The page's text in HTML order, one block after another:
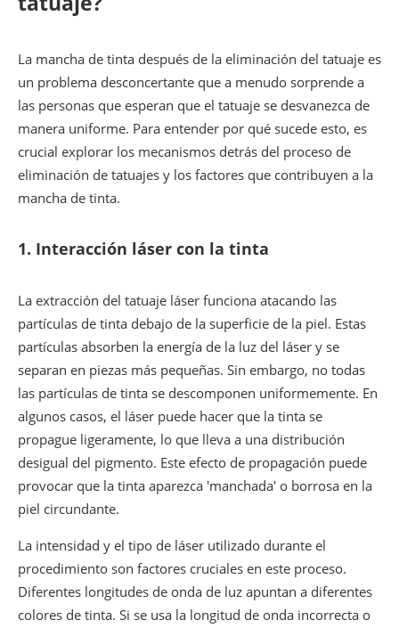
La mancha de tinta después de la eliminación del tatuaje es
un problema desconcertante que a menudo sorprende a
las personas que esperan que el tatuaje se desvanezca de
manera uniforme. Para entender por qué sucede esto, es
crucial explorar los mecanismos detrás del proceso de
eliminación de tatuajes y los factores que contribuyen a la
mancha de tinta.
1. Interacción láser con la tinta
La extracción del tatuaje láser funciona atacando las
partículas de tinta debajo de la superficie de la piel. Estas
partículas absorben la energía de la luz del láser y se
separan en piezas más pequeñas. Sin embargo, no todas
las partículas de tinta se descomponen uniformemente. En
algunos casos, el láser puede hacer que la tinta se
propague ligeramente, lo que lleva a una distribución
desigual del pigmento. Este efecto de propagación puede
provocar que la tinta aparezca 'manchada' o borrosa en la
piel circundante.
La intensidad y el tipo de láser utilizado durante el
procedimiento son factores cruciales en este proceso.
Diferentes longitudes de onda de luz apuntan a diferentes
colores de tinta. Si se usa la longitud de onda incorrecta o